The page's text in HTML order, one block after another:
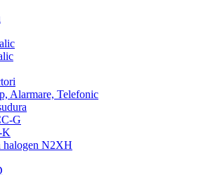
Alarmare, Telefonic
G
K
halogen N2XH